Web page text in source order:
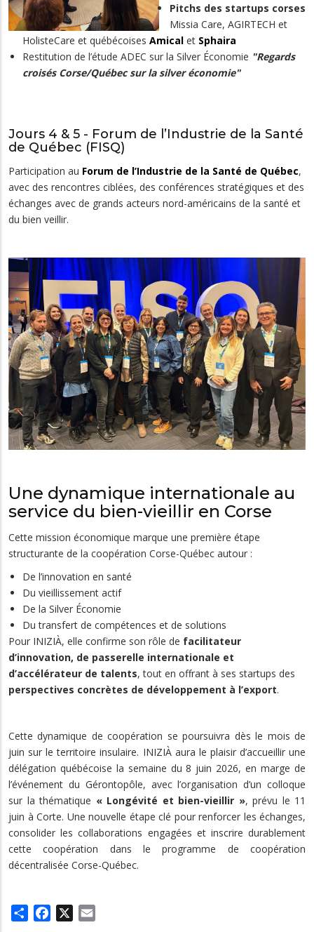
Pitchs des startups corses
Missia Care, AGIRTECH et
HolisteCare et québécoises Amical et Sphaira
Restitution de l’étude ADEC sur la Silver Économie "Regards
croisés Corse/Québec sur la silver économie"
Jours 4 & 5 - Forum de l’Industrie de la Santé
de Québec (FISQ)
Participation au Forum de l’Industrie de la Santé de Québec,
avec des rencontres ciblées, des conférences stratégiques et des
échanges avec de grands acteurs nord-américains de la santé et
du bien veillir.
Une dynamique internationale au
service du bien-vieillir en Corse
Cette mission économique marque une première étape
structurante de la coopération Corse-Québec autour :
De l’innovation en santé
Du vieillissement actif
De la Silver Économie
Du transfert de compétences et de solutions
Pour INIZIÀ, elle confirme son rôle de facilitateur
d’innovation, de passerelle internationale et
d’accélérateur de talents, tout en offrant à ses startups des
perspectives concrètes de développement à l’export.
Cette dynamique de coopération se poursuivra dès le mois de
juin sur le territoire insulaire. INIZIÀ aura le plaisir d’accueillir une
délégation québécoise la semaine du 8 juin 2026, en marge de
l’événement du Gérontopôle, avec l’organisation d’un colloque
sur la thématique « Longévité et bien-vieillir », prévu le 11
juin à Corte. Une nouvelle étape clé pour renforcer les échanges,
consolider les collaborations engagées et inscrire durablement
cette coopération dans le programme de coopération
décentralisée Corse-Québec.
Share Facebook